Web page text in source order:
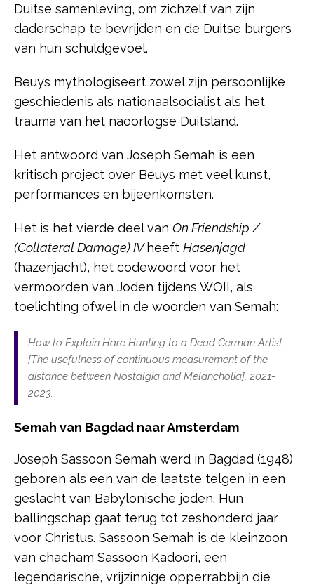
Duitse samenleving, om zichzelf van zijn
daderschap te bevrijden en de Duitse burgers
van hun schuldgevoel.
Beuys mythologiseert zowel zijn persoonlijke
geschiedenis als nationaalsocialist als het
trauma van het naoorlogse Duitsland.
Het antwoord van Joseph Semah is een
kritisch project over Beuys met veel kunst,
performances en bijeenkomsten.
Het is het vierde deel van On Friendship /
(Collateral Damage) IVheeft Hasenjagd
(hazenjacht), het codewoord voor het
vermoorden van Joden tijdens WOII, als
toelichting ofwel in de woorden van Semah:
How to Explain Hare Hunting to a Dead German Artist –
[The usefulness of continuous measurement of the
distance between Nostalgia and Melancholia], 2021-
2023.
Semah van Bagdad naar Amsterdam
Joseph Sassoon Semah werd in Bagdad (1948)
geboren als een van de laatste telgen in een
geslacht van Babylonische joden. Hun
ballingschap gaat terug tot zeshonderd jaar
voor Christus. Sassoon Semah is de kleinzoon
van chacham Sassoon Kadoori, een
legendarische, vrijzinnige opperrabbijn die